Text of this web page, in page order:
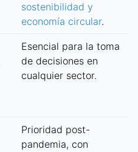
sostenibilidad y
economía circular.
Esencial para la toma
de decisiones en
cualquier sector.
Prioridad post-
pandemia, con